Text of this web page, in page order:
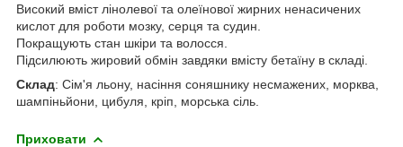
Високий вміст лінолевої та олеїнової жирних ненасичених
кислот для роботи мозку, серця та судин.
Покращують стан шкіри та волосся.
Підсилюють жировий обмін завдяки вмісту бетаїну в складі.
Склад: Сім'я льону, насіння соняшнику несмажених, морква,
шампіньйони, цибуля, кріп, морська сіль.
Приховати